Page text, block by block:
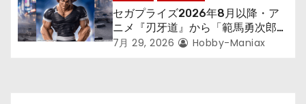
セガプライズ2026年8月以降・ア
ニメ『刃牙道』から「範馬勇次郎」
が登場ッッ!!
7月 29, 2026 Hobby-Maniax